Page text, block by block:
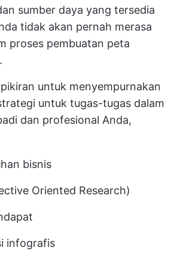
sumber daya yang tersedia
tidak akan pernah merasa
proses pembuatan peta
untuk menyempurnakan
untuk tugas-tugas dalam
dan profesional Anda,
bisnis
Oriented Research)
infografis